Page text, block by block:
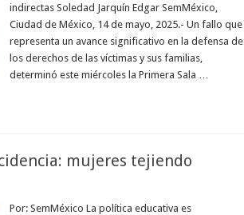
indirectas Soledad Jarquín Edgar SemMéxico,
Ciudad de México, 14 de mayo, 2025.- Un fallo que
representa un avance significativo en la defensa de
los derechos de las víctimas y sus familias,
determinó este miércoles la Primera Sala …
mujeres tejiendo
Por: SemMéxico La política educativa es